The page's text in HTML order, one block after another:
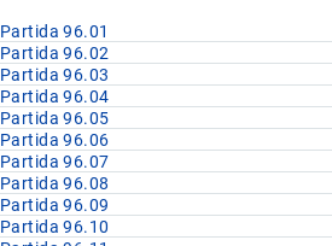
Partida 96.01
Partida 96.02
Partida 96.03
Partida 96.04
Partida 96.05
Partida 96.06
Partida 96.07
Partida 96.08
Partida 96.09
Partida 96.10